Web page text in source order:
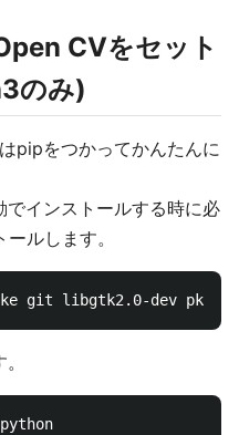
CVをセット
のみ)
pipをつかってかんたんに
インストールする時に必
ルします。